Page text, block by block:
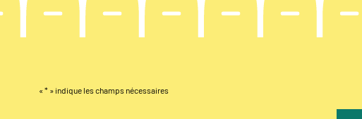
« * » indique les champs nécessaires